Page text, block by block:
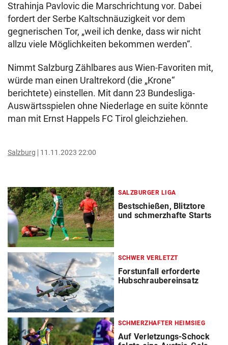
Strahinja Pavlovic die Marschrichtung vor. Dabei
fordert der Serbe Kaltschnäuzigkeit vor dem
gegnerischen Tor, „weil ich denke, dass wir nicht
allzu viele Möglichkeiten bekommen werden“.
Nimmt Salzburg Zählbares aus Wien-Favoriten mit,
würde man einen Uraltrekord (die „Krone“
berichtete) einstellen. Mit dann 23 Bundesliga-
Auswärtsspielen ohne Niederlage en suite könnte
man mit Ernst Happels FC Tirol gleichziehen.
Salzburg 11.11.2023 22:00
SALZBURGER LIGA
Bestschießen, Blitztore
und schmerzhafte Starts
SCHWER VERLETZT
Forstunfall erforderte
Hubschraubereinsatz
SCHMERZHAFTER HEIMSIEG
Auf Verletzungs-Schock